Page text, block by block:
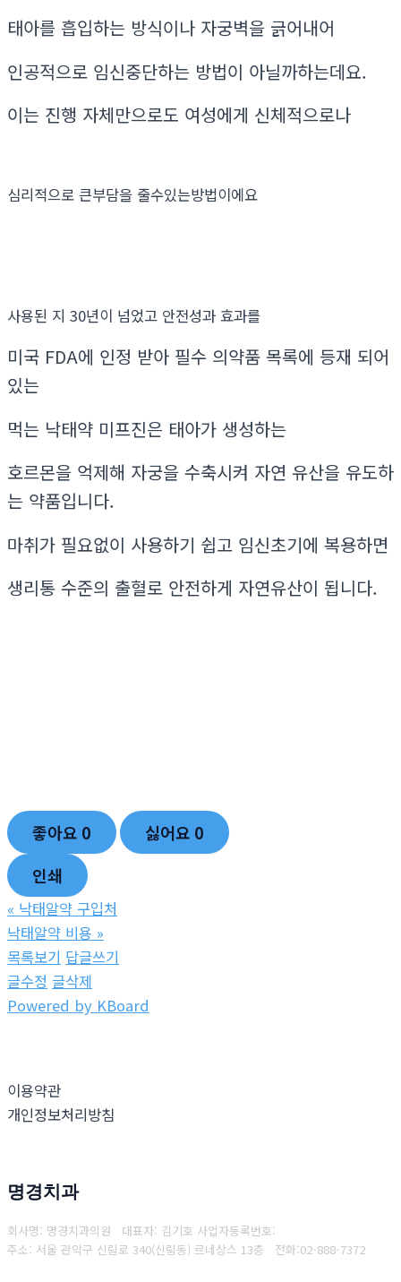
태아를 흡입하는 방식이나 자궁벽을 긁어내어
인공적으로 임신중단하는 방법이 아닐까하는데요.
이는 진행 자체만으로도 여성에게 신체적으로나
심리적으로 큰부담을 줄수있는방법이에요
사용된 지 30년이 넘었고 안전성과 효과를
미국 FDA에 인정 받아 필수 의약품 목록에 등재 되어
있는
먹는 낙태약 미프진은 태아가 생성하는
호르몬을 억제해 자궁을 수축시켜 자연 유산을 유도하
는 약품입니다.
마취가 필요없이 사용하기 쉽고 임신초기에 복용하면
생리통 수준의 출혈로 안전하게 자연유산이 됩니다.
좋아요 0 싫어요 0
인쇄
« 낙­태알약 구입처
낙­태알약 비용 »
목록보기 답글쓰기
글수정 글삭제
Powered by KBoard
이용약관
개인정보처리방침
명경치과
회사명: 명경치과의원 대표자: 김기호 사업자등록번호:
주소: 서울 관악구 신림로 340(신림동) 르네상스 13층 전화:02-888-7372